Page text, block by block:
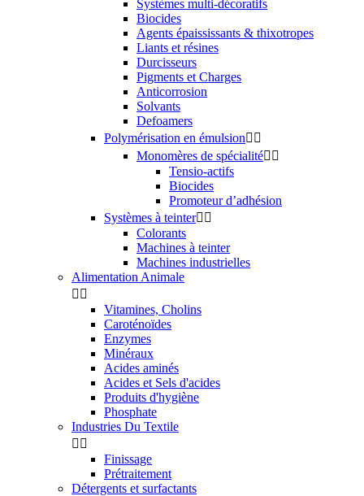
Systèmes multi-décoratifs
Biocides
Agents épaississants & thixotropes
Liants et résines
Durcisseurs
Pigments et Charges
Anticorrosion
Solvants
Defoamers
Polymérisation en émulsion 
Monomères de spécialité 
Tensio-actifs
Biocides
Promoteur d’adhésion
Systèmes à teinter 
Colorants
Machines à teinter
Machines industrielles
Alimentation Animale
 
Vitamines, Cholins
Caroténoïdes
Enzymes
Minéraux
Acides aminés
Acides et Sels d'acides
Produits d'hygiène
Phosphate
Industries Du Textile
 
Finissage
Prétraitement
Détergents et surfactants